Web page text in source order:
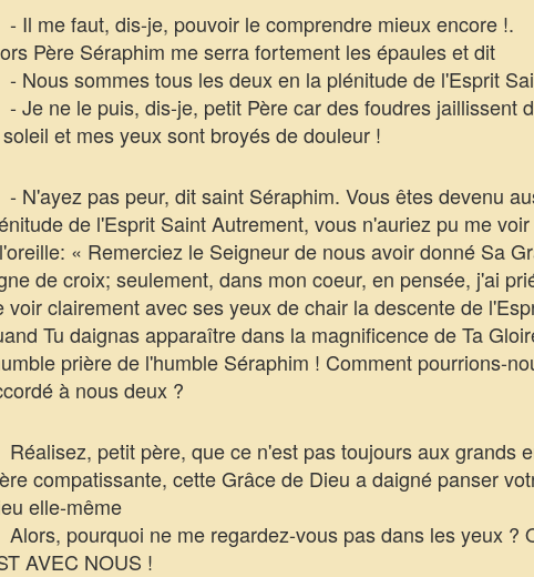
Il me faut, dis-je, pouvoir le comprendre mieux encore !.
Père Séraphim me serra fortement les épaules et dit
Nous sommes tous les deux en la plénitude de l'Esprit
Je ne le puis, dis-je, petit Père car des foudres jaillissent
et mes yeux sont broyés de douleur !
N'ayez pas peur, dit saint Séraphim. Vous êtes devenu
de l'Esprit Saint Autrement, vous n'auriez pu me
« Remerciez le Seigneur de nous avoir donné Sa
de croix; seulement, dans mon coeur, en pensée, j'ai
voir clairement avec ses yeux de chair la descente de
Tu daignas apparaître dans la magnificence de Ta
prière de l'humble Séraphim ! Comment pourrions-
à nous deux ?
petit père, que ce n'est pas toujours aux grands
compatissante, cette Grâce de Dieu a daigné panser
elle-même
pourquoi ne me regardez-vous pas dans les yeux ?
AVEC NOUS !